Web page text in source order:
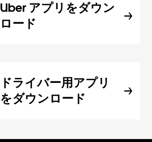
Uber アプリをダウン
ロード
ドライバー用アプリ
をダウンロード